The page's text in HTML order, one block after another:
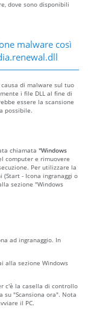
dove sono disponibili
malware così
di malware sul tuo
i file DLL al fine di
essere la scansione
possibile.
chiamata "Windows
computer e rimuovere
Per utilizzare la
- Icona ingranaggi o
sezione "Windows
ad ingranaggio. In
alla sezione Windows
c'è la casella di controllo
su "Scansiona ora". Nota
il PC.